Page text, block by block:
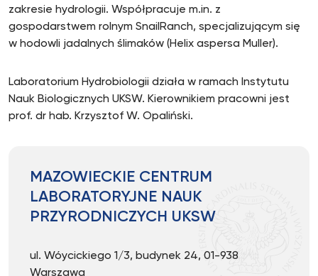
zakresie hydrologii. Współpracuje m.in. z
gospodarstwem rolnym SnailRanch, specjalizującym się
w hodowli jadalnych ślimaków (Helix aspersa Muller).
Laboratorium Hydrobiologii działa w ramach Instytutu
Nauk Biologicznych UKSW. Kierownikiem pracowni jest
prof. dr hab. Krzysztof W. Opaliński.
MAZOWIECKIE CENTRUM
LABORATORYJNE NAUK
PRZYRODNICZYCH UKSW
ul. Wóycickiego 1/3, budynek 24, 01-938
Warszawa